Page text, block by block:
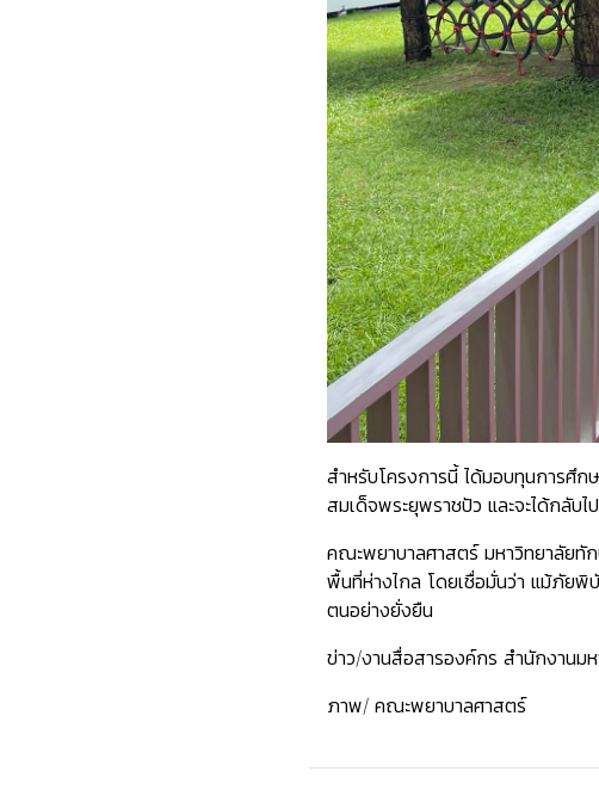
สำหรับโครงการนี้ ได้มอบทุนการศึ
สมเด็จพระยุพราชปัว และจะได้กลับ
คณะพยาบาลศาสตร์ มหาวิทยาลัยทั
พื้นที่ห่างไกล โดยเชื่อมั่นว่า แม้ภัย
ตนอย่างยั่งยืน
ข่าว/งานสื่อสารองค์กร สำนักงานม
ภาพ/ คณะพยาบาลศาสตร์